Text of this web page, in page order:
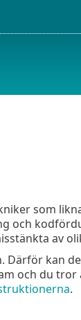
som
och
av
Därför kan
och du
.